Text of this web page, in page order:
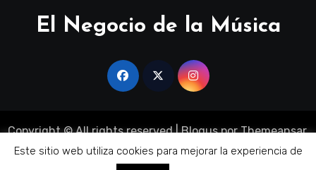
El Negocio de la Música
Copyright © All rights reserved |BlogusporThemeansar.
Sobre Nosotros Quienes Somos Contacto
Este sitio web utiliza cookies para mejorar la experiencia de